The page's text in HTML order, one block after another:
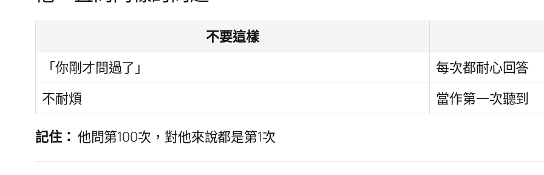
不要這樣
「你剛才問過了」
每次都耐心回答
不耐煩
當作第一次聽到
記住： 他問第100次，對他來說都是第1次